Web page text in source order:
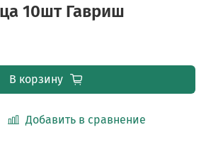
10шт Гавриш
Добавить в сравнение
В корзину